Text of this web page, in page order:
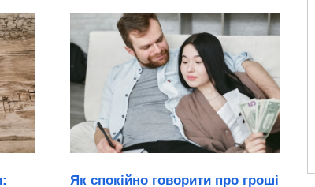
Як спокійно говорити про гроші